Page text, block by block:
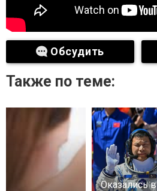
Обсудить
Также по теме:
Оказались в